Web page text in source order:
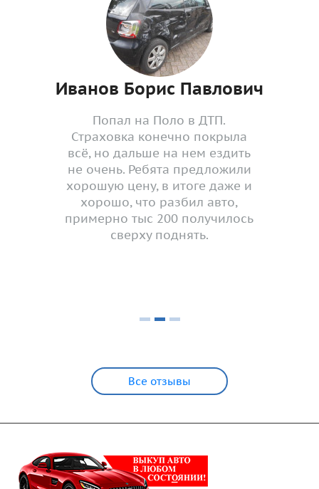
Иванов Борис Павлович
Попал на Поло в ДТП.
Страховка конечно покрыла
всё, но дальше на нем ездить
не очень. Ребята предложили
хорошую цену, в итоге даже и
хорошо, что разбил авто,
примерно тыс 200 получилось
сверху поднять.
Все отзывы